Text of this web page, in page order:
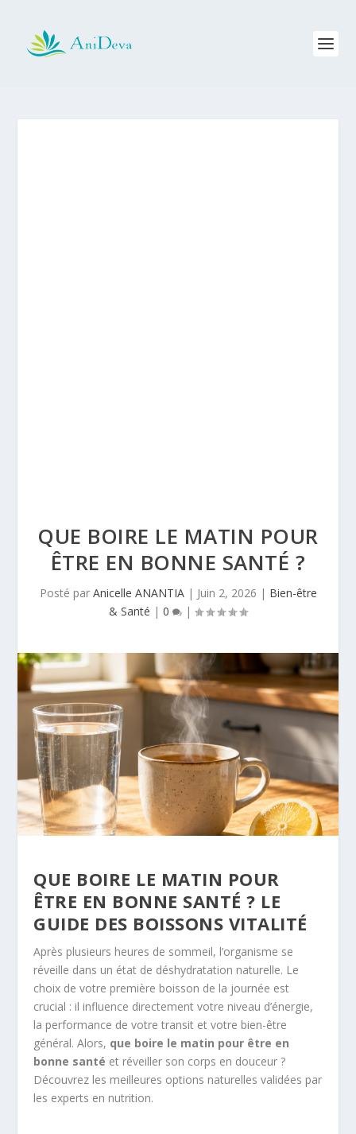
QUE BOIRE LE MATIN POUR
ÊTRE EN BONNE SANTÉ ?
Posté par Anicelle ANANTIA| Juin 2, 2026 | Bien-être
& Santé | 0 |
QUE BOIRE LE MATIN POUR
ÊTRE EN BONNE SANTÉ ? LE
GUIDE DES BOISSONS VITALITÉ
Après plusieurs heures de sommeil, l’organisme se
réveille dans un état de déshydratation naturelle. Le
choix de votre première boisson de la journée est
crucial : il influence directement votre niveau d’énergie,
la performance de votre transit et votre bien-être
général. Alors, que boire le matin pour être en
bonne santé et réveiller son corps en douceur ?
Découvrez les meilleures options naturelles validées par
les experts en nutrition.